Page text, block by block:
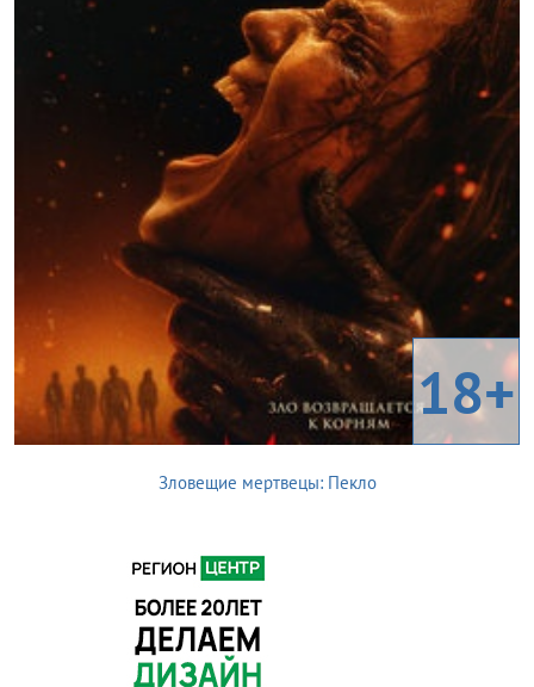
18+
Зловещие мертвецы: Пекло